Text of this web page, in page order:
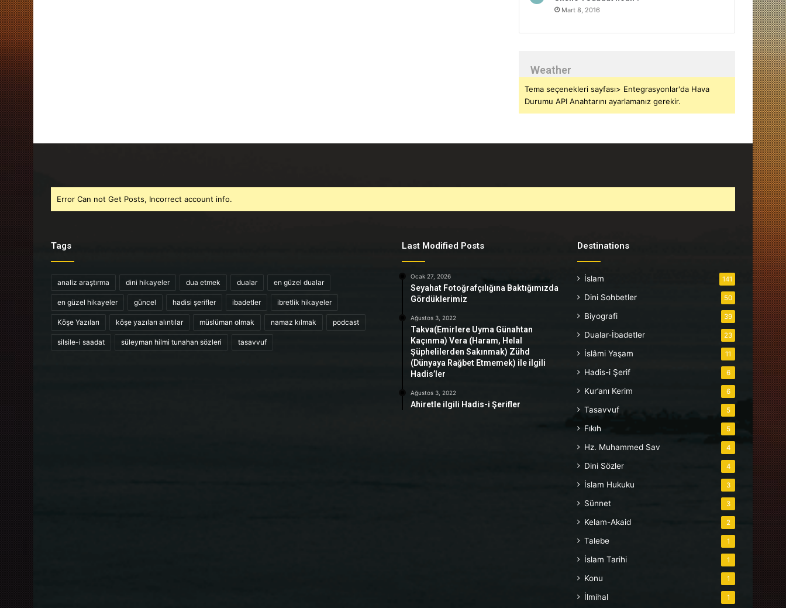
Mart 8, 2016
Weather
Tema seçenekleri sayfası> Entegrasyonlar'da Hava
Durumu API Anahtarını ayarlamanız gerekir.
Error Can not Get Posts, Incorrect account info.
Tags
analiz araştırma dini hikayeler dua etmek dualar en güzel dualar
en güzel hikayeler güncel hadisi şerifler ibadetler ibretlik hikayeler
Köşe Yazıları köşe yazıları alıntılar müslüman olmak namaz kılmak podcast
silsile-i saadat süleyman hilmi tunahan sözleri tasavvuf
Last Modified Posts
Ocak 27, 2026
Seyahat Fotoğrafçılığına Baktığımızda
Gördüklerimiz
Ağustos 3, 2022
Takva(Emirlere Uyma Günahtan
Kaçınma) Vera (Haram, Helal
Şüphelilerden Sakınmak) Zühd
(Dünyaya Rağbet Etmemek) ile ilgili
Hadis’ler
Ağustos 3, 2022
Ahiretle ilgili Hadis-i Şerifler
Destinations
İslam 141
Dini Sohbetler 50
Biyografi 39
Dualar-İbadetler 23
İslâmi Yaşam 11
Hadis-i Şerif 6
Kur’anı Kerim 6
Tasavvuf 5
Fıkıh 5
Hz. Muhammed Sav 4
Dini Sözler 4
İslam Hukuku 3
Sünnet 3
Kelam-Akaid 2
Talebe 1
İslam Tarihi 1
Konu 1
İlmihal 1